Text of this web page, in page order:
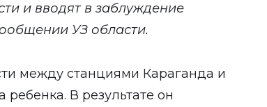
и вводят в заблуждение
УЗ области.
между станциями Караганда и
В результате он